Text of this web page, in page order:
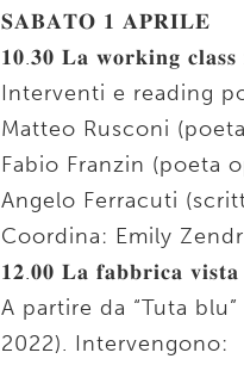
𝐒𝐀𝐁𝐀𝐓𝐎 𝟏 𝐀𝐏𝐑𝐈𝐋𝐄
𝟏𝟎.𝟑𝟎 𝐋𝐚 𝐰𝐨𝐫𝐤𝐢𝐧𝐠 𝐜𝐥𝐚𝐬𝐬
Interventi e reading
Matteo Rusconi
Fabio Franzin (poeta
Angelo Ferracuti
Coordina: Emily
𝟏𝟐.𝟎𝟎 𝐋𝐚 𝐟𝐚𝐛𝐛𝐫𝐢𝐜𝐚
A partire da “Tuta
2022). Intervengono: